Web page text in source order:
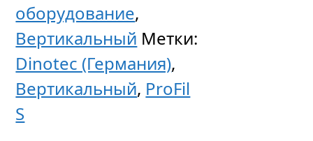
оборудование,
Вертикальный Метки:
Dinotec (Германия),
Вертикальный, ProFil
S